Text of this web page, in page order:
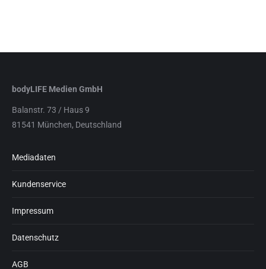
bodyLIFE Medien GmbH
Balanstr. 73 / Haus 9
81541 München, Deutschland
Mediadaten
Kundenservice
Impressum
Datenschutz
AGB